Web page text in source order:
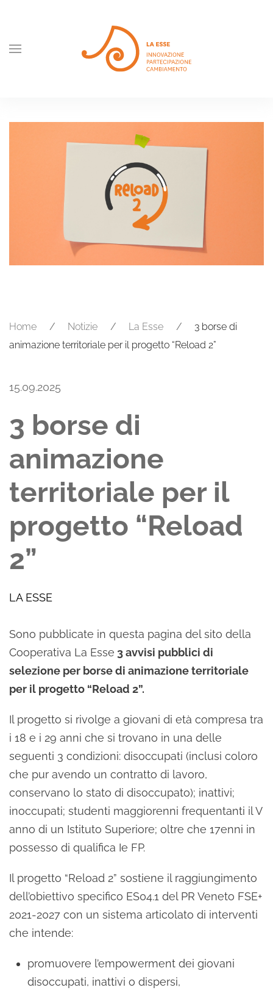
Skip to main content
Home Notizie La Esse
3 borse di
animazione territoriale per il progetto “Reload 2”
15.09.2025
3 borse di
animazione
territoriale per il
progetto “Reload
2”
LA ESSE
Sono pubblicate in questa pagina del sito della
Cooperativa La Esse 3 avvisi pubblici di
selezione per borse di animazione territoriale
per il progetto “Reload 2”.
Il progetto si rivolge a giovani di età compresa tra
i 18 e i 29 anni che si trovano in una delle
seguenti 3 condizioni: disoccupati (inclusi coloro
che pur avendo un contratto di lavoro,
conservano lo stato di disoccupato); inattivi;
inoccupati; studenti maggiorenni frequentanti il V
anno di un Istituto Superiore; oltre che 17enni in
possesso di qualifica Ie FP.
Il progetto “Reload 2” sostiene il raggiungimento
dell’obiettivo specifico ES04.1 del PR Veneto FSE+
2021-2027 con un sistema articolato di interventi
che intende:
promuovere l’empowerment dei giovani
disoccupati, inattivi o dispersi,